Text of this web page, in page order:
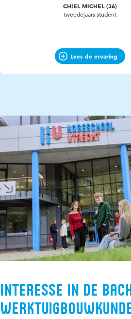
CHIEL MICHEL (36)
tweedejaars student
Lees de ervaring
Interesse in de